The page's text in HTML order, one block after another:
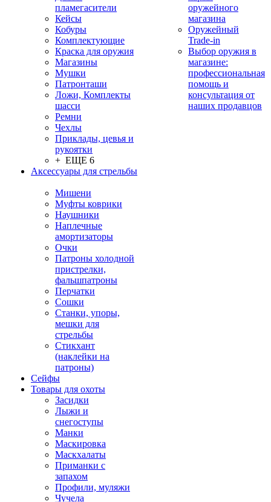
пламегасители
Кейсы
Кобуры
Комплектующие
Краска для оружия
Магазины
Мушки
Патронташи
Ложи, Комплекты
шасси
Ремни
Чехлы
Приклады, цевья и
рукоятки
+ ЕЩЕ 6
Аксессуары для стрельбы
Мишени
Муфты коврики
Наушники
Наплечные
амортизаторы
Очки
Патроны холодной
пристрелки,
фальшпатроны
Перчатки
Сошки
Станки, упоры,
мешки для
стрельбы
Стикхант
(наклейки на
патроны)
Сейфы
Товары для охоты
Засидки
Лыжи и
снегоступы
Манки
Маскировка
Маскхалаты
Приманки с
запахом
Профили, муляжи
Чучела
оружейного
магазина
Оружейный
Trade-in
Выбор оружия в
магазине:
профессиональная
помощь и
консультация от
наших продавцов